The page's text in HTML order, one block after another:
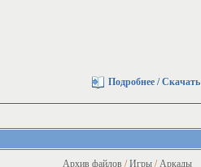
Подробнее / Скачать
Архив файлов /Игры /Аркады